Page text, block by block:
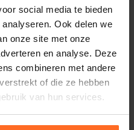
social media te bieden
Ook delen we
onze site met onze
en analyse. Deze
combineren met andere
of die ze hebben
van hun services.
Dames
Beige
80% Polyamide / 15%
Metaal / 5% Elastaan
via DHL voor
via PostNL. In de
retourneren.